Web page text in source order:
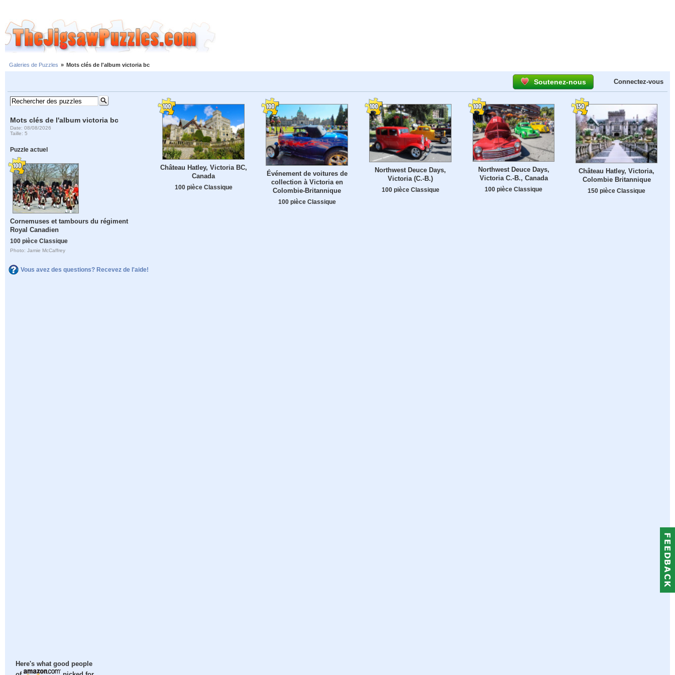
Galeries de Puzzles » Mots clés de l'album victoria bc
Soutenez-nous Connectez-vous
Mots clés de l'album victoria bc
Date: 08/08/2026
Taille: 5
Puzzle actuel
Cornemuses et tambours du régiment
Royal Canadien
100 pièce Classique
Photo: Jamie McCaffrey
Vous avez des questions? Recevez de l'aide!
Here's what good people
Château Hatley, Victoria BC,
Canada
100 pièce Classique
Événement de voitures de
collection à Victoria en
Colombie-Britannique
100 pièce Classique
Northwest Deuce Days,
Victoria (C.-B.)
100 pièce Classique
Northwest Deuce Days,
Victoria C.-B., Canada
100 pièce Classique
Château Hatley, Victoria,
Colombie Britannique
150 pièce Classique